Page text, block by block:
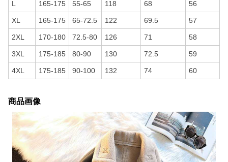
L 165-175 55-65 118 68 56
XL 165-175 65-72.5 122 69.5 57
2XL 170-180 72.5-80 126 71 58
3XL 175-185 80-90 130 72.5 59
4XL 175-185 90-100 132 74 60
商品画像